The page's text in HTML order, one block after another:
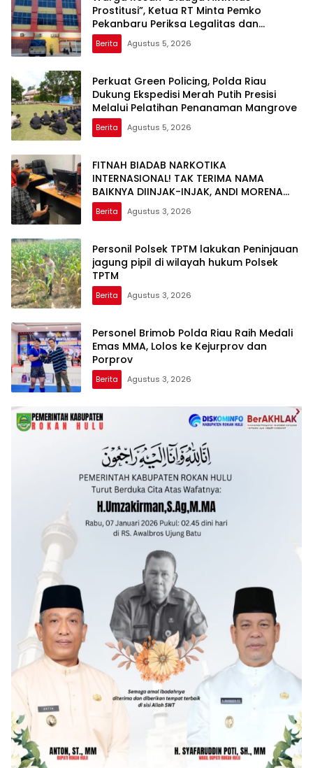
Prostitusi”, Ketua RT Minta Pemko
Pekanbaru Periksa Legalitas dan
Aktivitas Z Homestay di Jalan Tanjung
Datuk
Berita Agustus 5, 2026
Perkuat Green Policing, Polda Riau
Dukung Ekspedisi Merah Putih Presisi
Melalui Pelatihan Penanaman Mangrove
Berita Agustus 5, 2026
FITNAH BIADAB NARKOTIKA
INTERNASIONAL! TAK TERIMA NAMA
BAIKNYA DIINJAK-INJAK, ANDI MORENA
DECLARE WAR: SIAP Bantai DAN SERET
AKUN PEMBUNUH KARAKTER KE PENJARA
Berita Agustus 3, 2026
Personil Polsek TPTM lakukan Peninjauan
jagung pipil di wilayah hukum Polsek
TPTM
Berita Agustus 3, 2026
Personel Brimob Polda Riau Raih Medali
Emas MMA, Lolos ke Kejurprov dan
Porprov
Berita Agustus 3, 2026